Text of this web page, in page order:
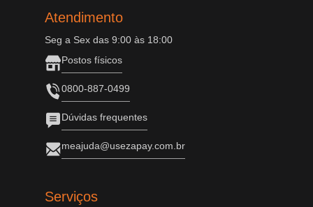
Atendimento
Seg a Sex das 9:00 às 18:00
Postos físicos
0800-887-0499
Dúvidas frequentes
meajuda@usezapay.com.br
Serviços